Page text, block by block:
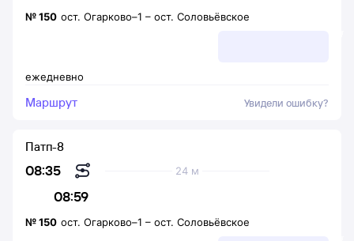
ежедневно
№150 ост. Огарково–1 – ост. Соловьёвское
Маршрут Увидели ошибку?
08:35
08:59
24 м
Патп-8
№150 ост. Огарково–1 – ост. Соловьёвское